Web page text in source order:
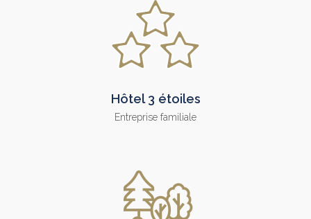
Hôtel 3 étoiles
Entreprise familiale